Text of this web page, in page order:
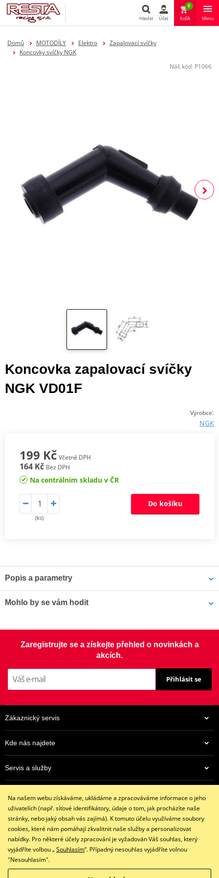
Hledat Účet
0
Košík Menu
Domů MOTODÍLY Elektro
Zapalovací svíčky
Koncovky svíčky NGK
Náš kód: P1066
Koncovka zapalovací svíčky
NGK VD01F
Výrobce:
NGK
199 Kč Včetně DPH
164 Kč Bez DPH
Na centrálním skladu v ČR
(ks)
Do košíku
Popis a parametry
pásmech, aniž by negativně ovlivnilo chod motoru.
Konektory zapalovacích svíček NGK jsou vybaveny rezistorem z
vysoce kvalitního keramického materiálu.
To zajišťuje stálou hodnotu odporu s minimální odchylkou i při
PDF NGK katalog 2017
Výrobce
Mohlo by se vám hodit
109 Kč
Na centrálním skladu v ČR
Zaregistrujte se a získejte přehled o novinkách a
akcích.
Přihlásit se
Zákaznický servis
Kde nás najdete
Servis a služby
+420 602 341 855
restaracing@email.cz
9:00 - 16:00 hod.
Facebook
Na našem webu získáváme, ukládáme a zpracováváme informace o jeho
uživatelích (např. síťové identifikátory, údaje o tom, jak procházíte naše
stránky, nebo jaký obsah vás zajímá). K tomuto účelu využíváme soubory
cookies, které nám pomáhají zkvalitnit naše služby a personalizovat
nabídky. Pro některé účely zpracování je vyžadován Váš souhlas, který
vyjádříte volbou „Souhlasím“. Případný nesouhlas vyjádříte volnou
"Nesouhlasím".